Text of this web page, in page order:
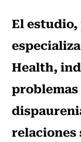
El
Health,
relaciones